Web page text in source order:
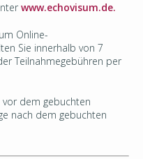
www.echovisum.de.
Online-
Sie innerhalb von 7
Teilnahmegebühren per
vor dem gebuchten
nach dem gebuchten